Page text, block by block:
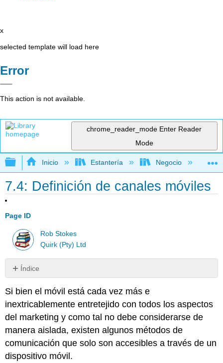
x
selected template will load here
Error
This action is not available.
chrome_reader_mode Enter Reader
Mode
Expandir/contraer jerarquía global
Inicio Estantería Negocio
7.4: Definición de canales móviles
Page ID
Rob Stokes
Quirk (Pty) Ltd
Índice
SMS/MMS
Nota
USSD
Balizas
Bluetooth
AR/VR
Si bien el móvil está cada vez más e
inextricablemente entretejido con todos los aspectos
del marketing y como tal no debe considerarse de
manera aislada, existen algunos métodos de
comunicación que solo son accesibles a través de un
dispositivo móvil.